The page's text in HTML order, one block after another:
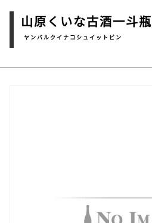
山原くいな古酒一斗瓶
ヤンバルクイナコシュイットビン